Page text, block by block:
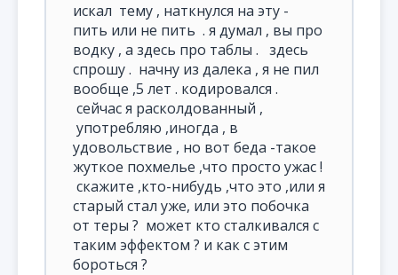
искал тему , наткнулся на эту -
пить или не пить . я думал , вы про
водку , а здесь про таблы . здесь
спрошу . начну из далека , я не пил
вообще ,5 лет . кодировался .
сейчас я расколдованный ,
употребляю ,иногда , в
удовольствие , но вот беда -такое
жуткое похмелье ,что просто ужас !
скажите ,кто-нибудь ,что это ,или я
старый стал уже, или это побочка
от теры ? может кто сталкивался с
таким эффектом ? и как с этим
бороться ?